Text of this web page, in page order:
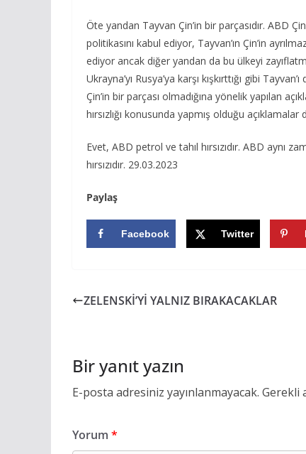
Öte yandan Tayvan Çin’in bir parçasıdır. ABD
politikasını kabul ediyor, Tayvan’ın Çin’in
ediyor ancak diğer yandan da bu ülkeyi
Ukrayna’yı Rusya’ya karşı kışkırttığı gibi
Çin’in bir parçası olmadığına yönelik yapılan
hırsızlığı konusunda yapmış olduğu açıklamalar
Evet, ABD petrol ve tahıl hırsızıdır. ABD aynı
hırsızıdır. 29.03.2023
Paylaş
Facebook Twitter
ZELENSKİ’Yİ YALNIZ BIRAKACAKLAR
Bir yanıt yazın
E-posta adresiniz yayınlanmayacak. Gerekli
Yorum *